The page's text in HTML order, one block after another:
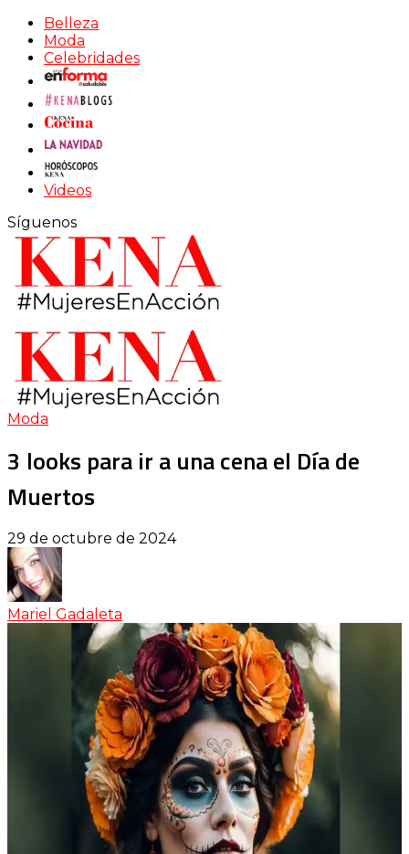
Belleza
Moda
Celebridades
Videos
Síguenos
Moda
3 looks para ir a una cena el Día de
Muertos
29 de octubre de 2024
Mariel Gadaleta